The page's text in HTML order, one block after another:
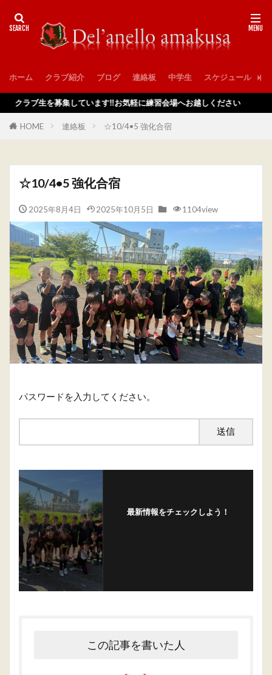
ホーム クラブ紹介 ブログ 連絡板 中学生 スケジュール
ラブ生を募集しています‼️お気軽に練習会場へお越しください
HOME 連絡板 ☆10/4•5 強化合宿
☆10/4•5 強化合宿
2025年8月4日 2025年10月5日 1104view
パスワードを入力してください。
最新情報をチェックしよう！
この記事を書いた人